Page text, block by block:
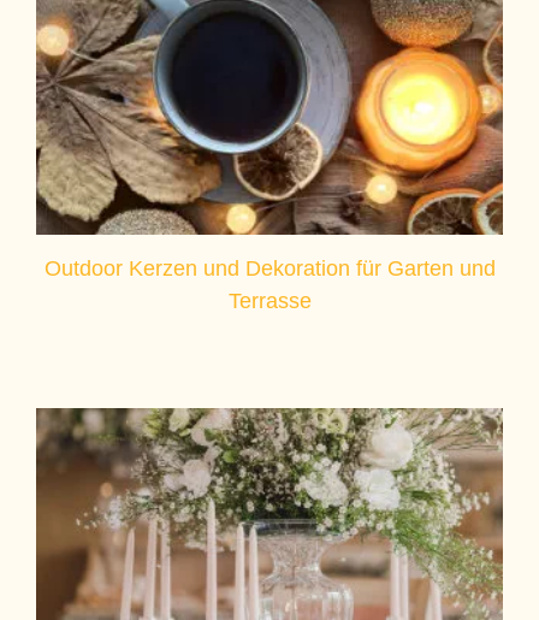
Outdoor Kerzen und Dekoration für Garten und
Terrasse